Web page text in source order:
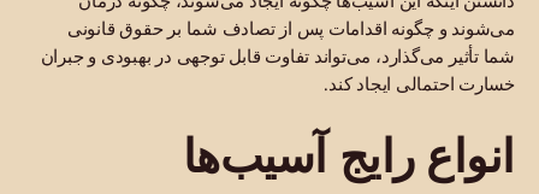
می‌شوند و چگونه اقدامات پس از تصادف شما بر حقوق قانونی
شما تأثیر می‌گذارد، می‌تواند تفاوت قابل توجهی در بهبودی و جبران
خسارت احتمالی ایجاد کند.
انواع رایج آسیب‌ها